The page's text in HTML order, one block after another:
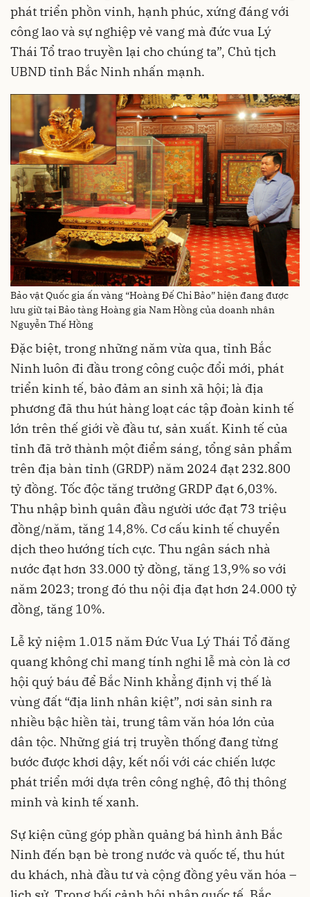
phát triển phồn vinh, hạnh phúc, xứng đáng với
công lao và sự nghiệp vẻ vang mà đức vua Lý
Thái Tổ trao truyền lại cho chúng ta”, Chủ tịch
UBND tỉnh Bắc Ninh nhấn mạnh.
Bảo vật Quốc gia ấn vàng “Hoàng Đế Chi Bảo” hiện đang được
lưu giữ tại Bảo tàng Hoàng gia Nam Hồng của doanh nhân
Nguyễn Thế Hồng
Đặc biệt, trong những năm vừa qua, tỉnh Bắc
Ninh luôn đi đầu trong công cuộc đổi mới, phát
triển kinh tế, bảo đảm an sinh xã hội; là địa
phương đã thu hút hàng loạt các tập đoàn kinh tế
lớn trên thế giới về đầu tư, sản xuất. Kinh tế của
tỉnh đã trở thành một điểm sáng, tổng sản phẩm
trên địa bàn tỉnh (GRDP) năm 2024 đạt 232.800
tỷ đồng. Tốc độc tăng trưởng GRDP đạt 6,03%.
Thu nhập bình quân đầu người ước đạt 73 triệu
đồng/năm, tăng 14,8%. Cơ cấu kinh tế chuyển
dịch theo hướng tích cực. Thu ngân sách nhà
nước đạt hơn 33.000 tỷ đồng, tăng 13,9% so với
năm 2023; trong đó thu nội địa đạt hơn 24.000 tỷ
đồng, tăng 10%.
Lễ kỷ niệm 1.015 năm Đức Vua Lý Thái Tổ đăng
quang không chỉ mang tính nghi lễ mà còn là cơ
hội quý báu để Bắc Ninh khẳng định vị thế là
vùng đất “địa linh nhân kiệt”, nơi sản sinh ra
nhiều bậc hiền tài, trung tâm văn hóa lớn của
dân tộc. Những giá trị truyền thống đang từng
bước được khơi dậy, kết nối với các chiến lược
phát triển mới dựa trên công nghệ, đô thị thông
minh và kinh tế xanh.
Sự kiện cũng góp phần quảng bá hình ảnh Bắc
Ninh đến bạn bè trong nước và quốc tế, thu hút
du khách, nhà đầu tư và cộng đồng yêu văn hóa –